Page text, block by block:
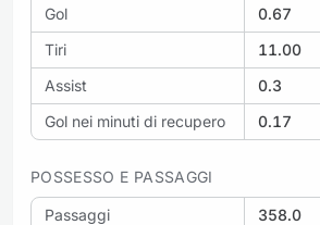
Gol
0.67
Tiri
11.00
Assist
0.3
Gol nei minuti di recupero
0.17
POSSESSO E PASSAGGI
Passaggi 358.0